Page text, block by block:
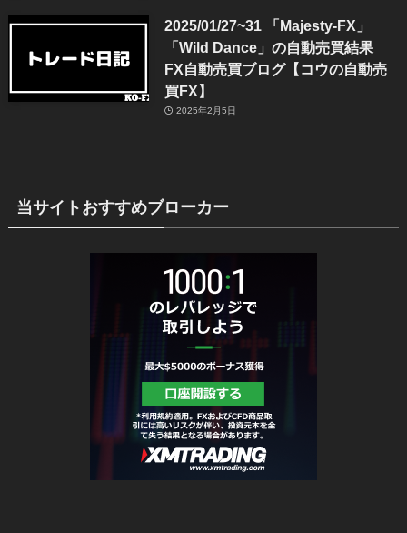
2025/01/27~31 「Majesty-FX」
「Wild Dance」の自動売買結果
FX自動売買ブログ【コウの自動売
買FX】
2025年2月5日
当サイトおすすめブローカー